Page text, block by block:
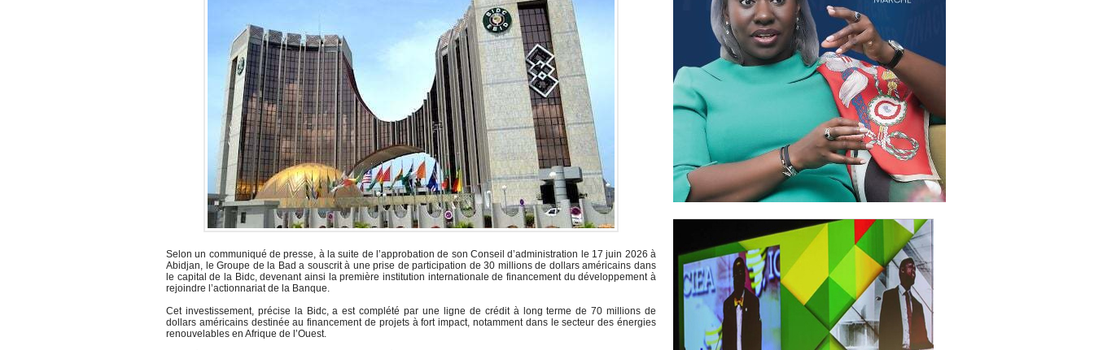
Selon un communiqué de presse, à la suite de l’approbation de son Conseil d’administration le 17 juin 2026 à
Abidjan, le Groupe de la Bad a souscrit à une prise de participation de 30 millions de dollars américains dans
le capital de la Bidc, devenant ainsi la première institution internationale de financement du développement à
rejoindre l’actionnariat de la Banque.
Cet investissement, précise la Bidc, a est complété par une ligne de crédit à long terme de 70 millions de
dollars américains destinée au financement de projets à fort impact, notamment dans le secteur des énergies
renouvelables en Afrique de l’Ouest.